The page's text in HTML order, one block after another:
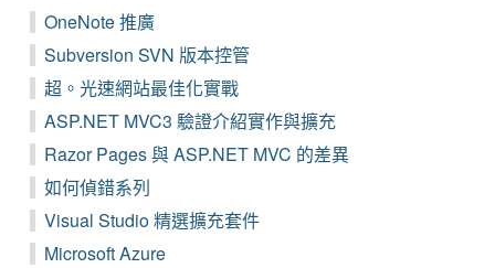
OneNote 推廣
Subversion SVN 版本控管
超。光速網站最佳化實戰
ASP.NET MVC3 驗證介紹實作與擴充
Razor Pages 與 ASP.NET MVC 的差異
如何偵錯系列
Visual Studio 精選擴充套件
Microsoft Azure